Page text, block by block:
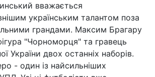
вважається
українським талантом поза
грандами. Максим Брагару
"Чорноморця" та гравець
України двох останніх наборів.
- один із найсильніших